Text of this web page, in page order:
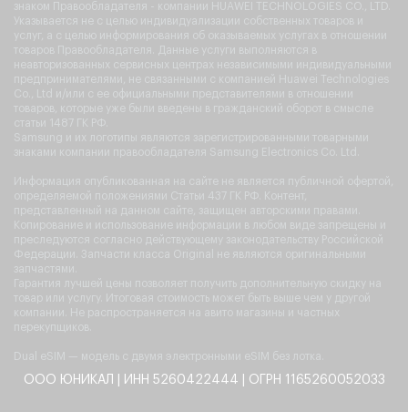
знаком Правообладателя - компании HUAWEI TECHNOLOGIES CO., LTD.
Указывается не с целью индивидуализации собственных товаров и
услуг, а с целью информирования об оказываемых услугах в отношении
товаров Правообладателя. Данные услуги выполняются в
неавторизованных сервисных центрах независимыми индивидуальными
предпринимателями, не связанными с компанией Huawei Technologies
Co., Ltd и/или с ее официальными представителями в отношении
товаров, которые уже были введены в гражданский оборот в смысле
статьи 1487 ГК РФ.
Samsung и их логотипы являются зарегистрированными товарными
знаками компании правообладателя Samsung Electronics Co. Ltd.
Информация опубликованная на сайте не является публичной офертой,
определяемой положениями Статьи 437 ГК РФ. Контент,
представленный на данном сайте, защищен авторскими правами.
Копирование и использование информации в любом виде запрещены и
преследуются согласно действующему законодательству Российской
Федерации. Запчасти класса Original не являются оригинальными
запчастями.
Гарантия лучшей цены позволяет получить дополнительную скидку на
товар или услугу. Итоговая стоимость может быть выше чем у другой
компании. Не распространяется на авито магазины и частных
перекупщиков.
Dual eSIM — модель с двумя электронными eSIM без лотка.
ООО ЮНИКАЛ | ИНН 5260422444 | ОГРН 1165260052033